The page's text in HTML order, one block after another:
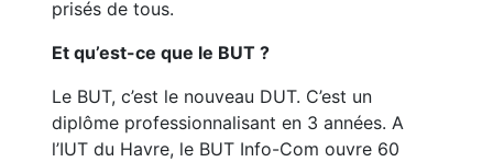
prisés de tous.
Et qu’est-ce que le BUT ?
Le BUT, c’est le nouveau DUT. C’est un
diplôme professionnalisant en 3 années. A
l’IUT du Havre, le BUT Info-Com ouvre 60